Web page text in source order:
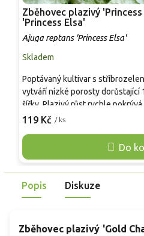
Zběhovec plazivý
'Princess Elsa'
Ajuga reptans 'Princess Elsa'
Skladem
119 Kč / ks
Do
Poptávaný kultivar s
vytváří nízké porosty dorůstající
šířky. Plazivý růst rychle
červnu vyrůstají krátké stvoly s
vhodný jako půdopokryvná
do skupin trvalek, efektivně
Popis Diskuze
Zběhovec plazivý 'Gold